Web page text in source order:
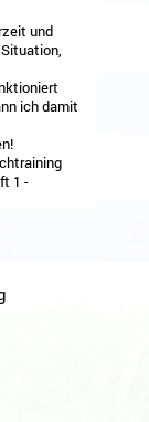
und
ich damit
1 -